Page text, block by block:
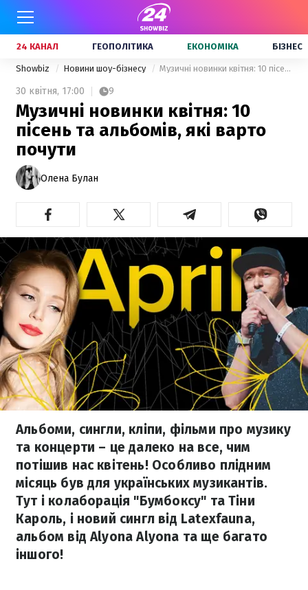
24 КАНАЛ ГЕОПОЛІТИКА ЕКОНОМІКА БІЗНЕС
Showbiz Новини шоу-бізнесу Музичні новинки квітня: 10 пісень та альбомів, які варто почути
30 квітня, 17:00 9
Музичні новинки квітня: 10
пісень та альбомів, які варто
почути
Олена Булан
Альбоми, сингли, кліпи, фільми про музику
та концерти – це далеко на все, чим
потішив нас квітень! Особливо плідним
місяць був для українських музикантів.
Тут і колаборація "Бумбоксу" та Тіни
Кароль, і новий сингл від Latexfauna,
альбом від Alyona Alyona та ще багато
іншого!